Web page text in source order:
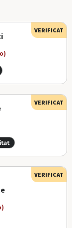
VERIFICAT
VERIFICAT
VERIFICAT